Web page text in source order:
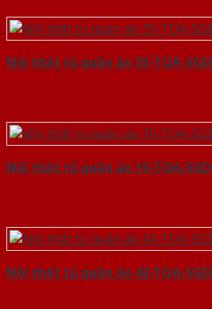
Nội thất tủ quần áo 35-TQA-SGD
Nội thất tủ quần áo 10-TQA-SGD
Nội thất tủ quần áo 43-TQA-SGD